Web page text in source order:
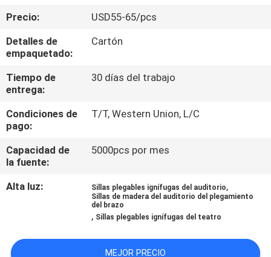
CONTROL
DE
CALIDAD
ÉNTRENOS
EN
CONTACTO
CON
Precio:
USD55-65/pcs
Detalles de
empaquetado:
Cartón
Tiempo de
entrega:
30 días del trabajo
Condiciones de
pago:
T/T, Western Union, L/C
Capacidad de
la fuente:
5000pcs por mes
Alta luz: Sillas plegables ignífugas del auditorio,
Sillas de madera del auditorio del plegamiento
del brazo
, Sillas plegables ignífugas del teatro
MEJOR PRECIO